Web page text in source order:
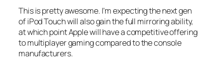
This is pretty awesome. I’m expecting the next gen
of iPod Touch will also gain the full mirroring ability,
at which point Apple will have a competitive offering
to multiplayer gaming compared to the console
manufacturers.